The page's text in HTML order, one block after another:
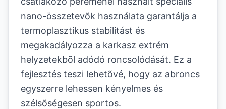
nano-összetevõk használata garantálja a
termoplasztikus stabilitást és
megakadályozza a karkasz extrém
helyzetekbõl adódó roncsolódását. Ez a
fejlesztés teszi lehetõvé, hogy az abroncs
egyszerre lehessen kényelmes és
szélsõségesen sportos.